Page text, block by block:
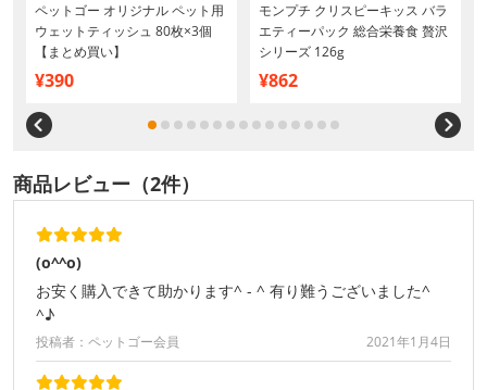
ペットゴー オリジナル ペット用
ウェットティッシュ 80枚×3個
【まとめ買い】
¥390
モンプチ クリスピーキッス バラ
エティーパック 総合栄養食 贅沢
シリーズ 126g
¥862
商品レビュー（2件）
(o^^o)
お安く購入できて助かります^ - ^ 有り難うございました^
^♪
投稿者：ペットゴー会員 2021年1月4日